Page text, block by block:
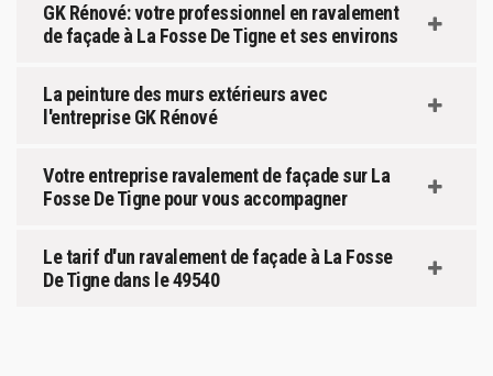
GK Rénové: votre professionnel en ravalement
de façade à La Fosse De Tigne et ses environs
La peinture des murs extérieurs avec
l'entreprise GK Rénové
Votre entreprise ravalement de façade sur La
Fosse De Tigne pour vous accompagner
Le tarif d'un ravalement de façade à La Fosse
De Tigne dans le 49540